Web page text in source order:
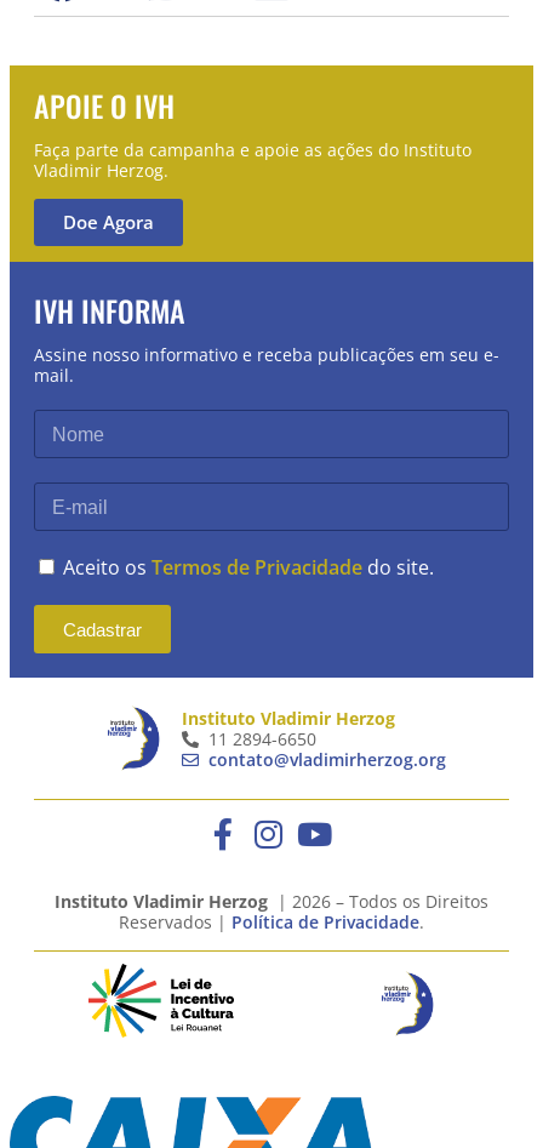
APOIE O IVH
Faça parte da campanha e apoie as ações do Instituto
Vladimir Herzog.
Doe Agora
IVH INFORMA
Assine nosso informativo e receba publicações em seu e-
mail.
Aceito os Termos de Privacidade do site.
Cadastrar
Instituto Vladimir Herzog
11 2894-6650
contato@vladimirherzog.org
Instituto Vladimir Herzog | 2026 – Todos os Direitos
Reservados | Política de Privacidade.